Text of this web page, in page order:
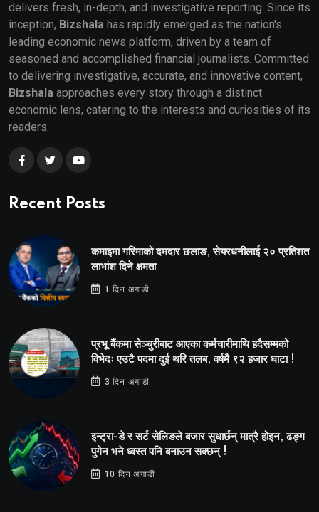
delivers fresh, in-depth, and investigative reporting. Since its
inception, Bizshala has rapidly emerged as the nation's
leading economic news platform, driven by a team of
seasoned and accomplished financial journalists. Committed
to delivering investigative, accurate, and innovative content,
Bizshala approaches every story through a distinct
economic lens, catering to the interests and curiosities of its
readers.
Recent Posts
कमाइमा गरिमाको दमदार छलाङ, सेयरधनीलाई २० प्रतिशत
लाभांश दिने क्षमता
1 दिन अगाडी
प्रभू बैंकमा सेञ्चुरीबाट आएका कर्मचारीमाथि हदैसम्मको
विभेदः एउटै पदमा दुई थरि तलब, वर्षमै ९२ हजार घाटा !
3 दिन अगाडी
इन्ट्रा-डे र सर्ट सेलिङले बजार सुधार्छन् मात्रै होइन, ढङ्ग
पुगेन भने ध्वस्त पनि बनाउन सक्छन् !
10 दिन अगाडी